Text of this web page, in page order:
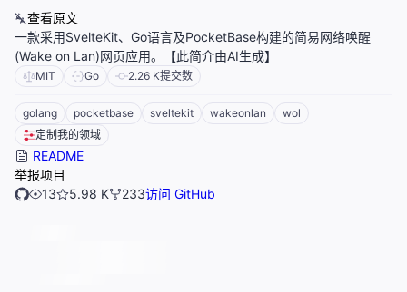
查看原文
一款采用SvelteKit、Go语言及PocketBase构建的简易网络唤醒
(Wake on Lan)网页应用。【此简介由AI生成】
MIT Go 2.26 K提交数
golang pocketbase sveltekit wakeonlan
wol
定制我的领域
README
举报项目
13
5.98 K 233访问 GitHub